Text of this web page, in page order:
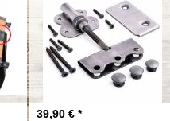
39,90 € *